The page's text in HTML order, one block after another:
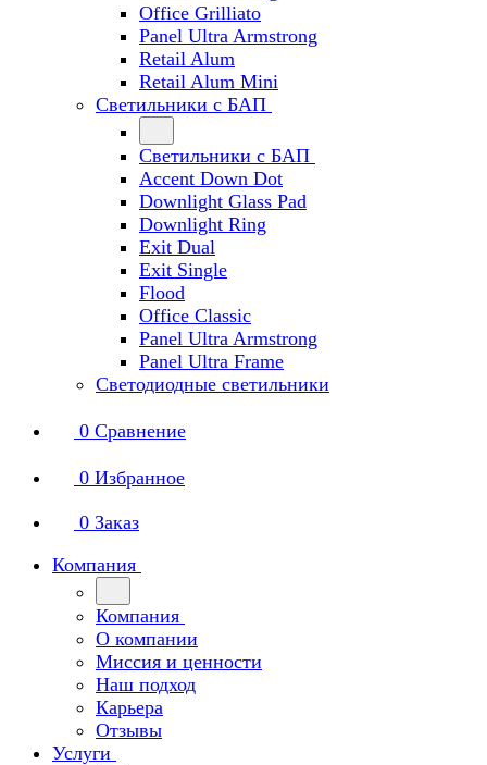
Office Grilliato
Panel Ultra Armstrong
Retail Alum
Retail Alum Mini
Светильники с БАП
Светильники с БАП
Accent Down Dot
Downlight Glass Pad
Downlight Ring
Exit Dual
Exit Single
Flood
Office Classic
Panel Ultra Armstrong
Panel Ultra Frame
Светодиодные светильники
0 Сравнение
0 Избранное
0 Заказ
Компания
Компания
О компании
Миссия и ценности
Наш подход
Карьера
Отзывы
Услуги